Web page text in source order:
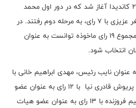
انتخابات هیات زنجان با 2 کاندیدا آغاز شد که در دور اول محمد
پوراسکندری با 9 رای و اصغر عزیزی با 7 رای، به مرحله دوم رفتند. در
دور دوم اسکندری با 11 از مجموع 19 رای ماخوذه توانست به عنوان
انتخاب شود.
با 13 رای به عنوان نایب رئیس، مهدی ابراهیم خانی با
12 رای به عنوان خزانه دار، پریوش قادری نیا با 12 رای به عنوان عضو
هیات رئیسه، محمد ابراهیم فروزنده با 13 رای به عنوان عضو هیات